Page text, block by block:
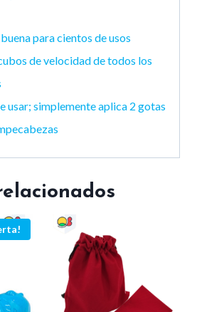
para cientos de usos
de velocidad de todos los
usar; simplemente aplica 2 gotas